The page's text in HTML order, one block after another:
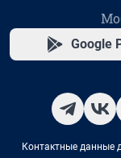
Google
Контактные данные